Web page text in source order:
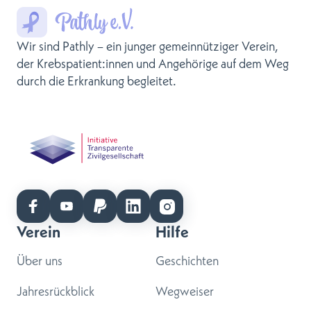
Wir sind Pathly – ein junger gemeinnütziger Verein,
der Krebspatient:innen und Angehörige auf dem Weg
durch die Erkrankung begleitet.
Verein
Über uns
Jahresrückblick
Hilfe
Geschichten
Wegweiser